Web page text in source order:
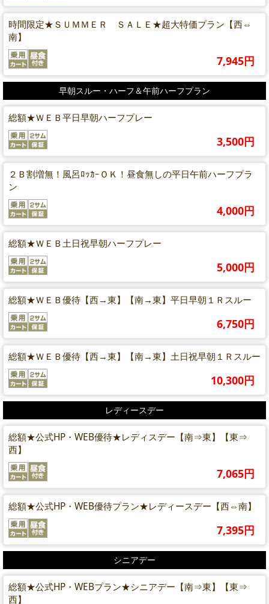
時間限定★ＳＵＭＭＥＲ ＳＡＬＥ★超大特価プラン【西⇔
南】
7,945円
早朝スルー・ハーフ＆午前ハーフプラン
総額★ＷＥＢ平日早朝ハーフプレー
3,500円
２Ｂ割増無！風呂ﾛｯｶｰＯＫ！昼食無しの平日午前ハーフプラ
ン
4,000円
総額★ＷＥＢ土日祝早朝ハーフプレー
5,000円
総額★ＷＥＢ優待【西→東】【南→東】平日早朝１Ｒスルー
6,750円
総額★ＷＥＢ優待【西→東】【南→東】土日祝早朝１Ｒスルー
10,300円
レディースデー
総額★公式HP・WEB優待★レディスデー【南⇒東】【東⇒
西】
7,065円
総額★公式HP・WEB優待プラン★レディースデー【西⇔南】
7,395円
シニアデー
総額★公式HP・WEBプラン★シニアデー【南⇒東】【東⇒
西】